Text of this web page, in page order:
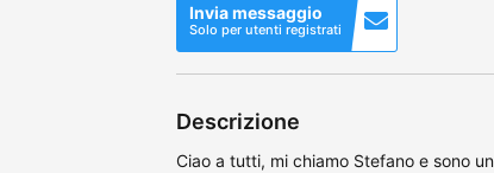
Invia messaggio
Solo per utenti registrati
Descrizione
Ciao a tutti, mi chiamo Stefano e sono